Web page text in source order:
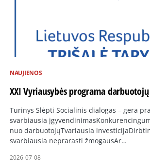
NAUJIENOS
XXI Vyriausybės programa
Turinys Slėpti Socialinis dialogas – gera
svarbiausia
nuo darbuotojųTvariausia
svarbiausia neprarasti žmogausAr…
2026-07-08